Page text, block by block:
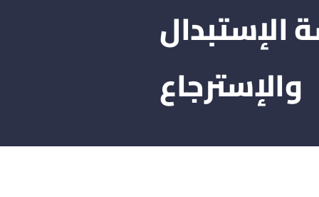
الإستبدال
والإسترجاع